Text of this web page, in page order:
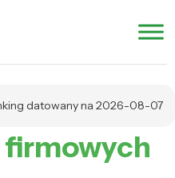
datowany na 2026-08-07